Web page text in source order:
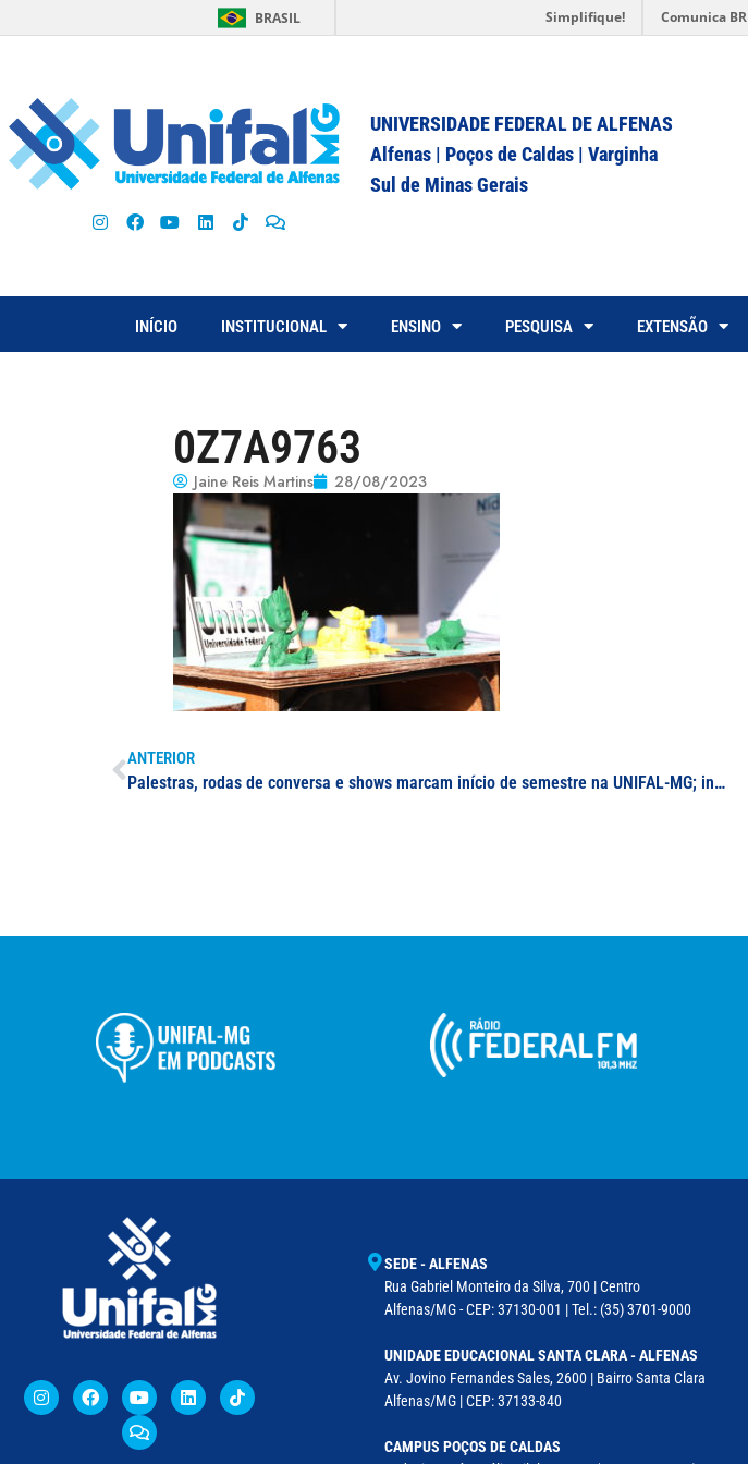
BRASIL Simplifique! Comunica BR
UNIVERSIDADE FEDERAL DE ALFENAS
Alfenas | Poços de Caldas | Varginha
Sul de Minas Gerais
INÍCIO INSTITUCIONAL ENSINO PESQUISA EXTENSÃO
0Z7A9763
Jaine Reis Martins 28/08/2023
ANTERIOR
Palestras, rodas de conversa e shows marcam início de semestre na UNIFAL-MG; ingressantes conhecem projetos de ensino, pesquisa e extensão oferecidos pela Universidade
SEDE - ALFENAS
Rua Gabriel Monteiro da Silva, 700 | Centro
Alfenas/MG - CEP: 37130-001 | Tel.: (35) 3701-9000
UNIDADE EDUCACIONAL SANTA CLARA - ALFENAS
Av. Jovino Fernandes Sales, 2600 | Bairro Santa Clara
Alfenas/MG | CEP: 37133-840
CAMPUS POÇOS DE CALDAS